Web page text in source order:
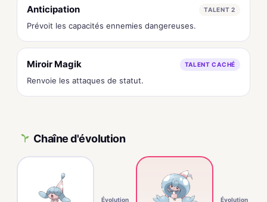
Anticipation TALENT 2
Prévoit les capacités ennemies dangereuses.
Miroir Magik TALENT CACHÉ
Renvoie les attaques de statut.
Chaîne d'évolution
Évolution Évolution